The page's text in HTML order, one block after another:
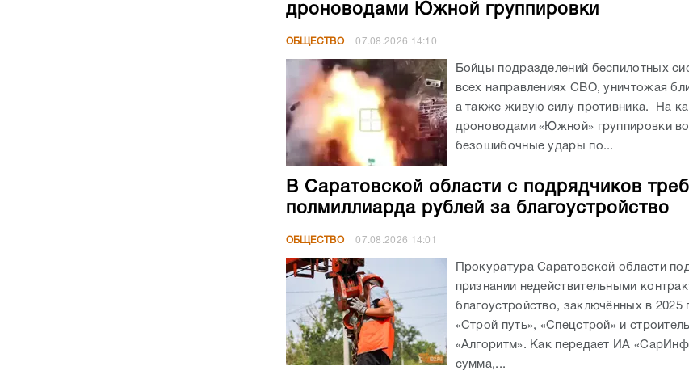
дроноводами Южной группировки
ОБЩЕСТВО 07.08.2026 14:10
Бойцы подразделений беспилотных
всех направлениях СВО, уничтожая
а также живую силу противника. На
дроноводами «Южной» группировки
безошибочные удары по...
В Саратовской области с подрядчиков
полмиллиарда рублей за благоустройство
ОБЩЕСТВО 07.08.2026 14:01
Прокуратура Саратовской области
признании недействительными
благоустройство, заключённых в 2025
«Строй путь», «Спецстрой» и
«Алгоритм». Как передает ИА
сумма,...